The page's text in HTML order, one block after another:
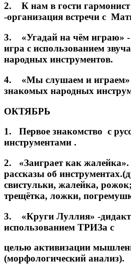
2. К нам в гости
-организация встречи с
3. «Угадай на чём играю» -
игра с использованием
народных инструментов.
4. «Мы слушаем и играем»
знакомых народных
ОКТЯБРЬ
1. Первое знакомство с
инструментами .
2. «Заиграет как
рассказы об
свистульки, жалейка,
трещётка, ложки,
3. «Круги Луллия» -
использованием ТРИЗа с
целью активизации
(морфологический анализ).